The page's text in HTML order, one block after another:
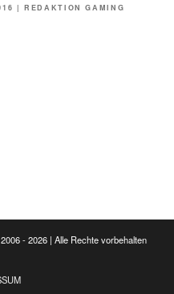
|REDAKTION GAMING
- 2026 | Alle Rechte vorbehalten